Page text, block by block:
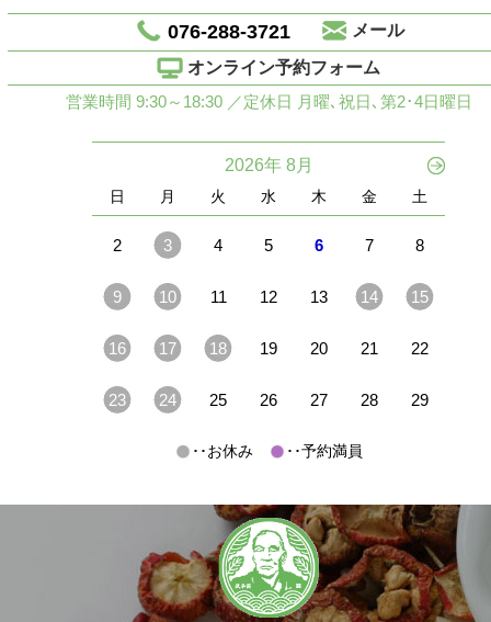
076-288-3721
メール
オンライン予約フォーム
営業時間 9:30～18:30 ／定休日 月曜､祝日､第2･4日曜日
2026年 8月
日 月 火 水 木 金 土
2 3 4 5 6 7 8
9 10 11 12 13 14 15
16 17 18 19 20 21 22
23 24 25 26 27 28 29
･･お休み ･･予約満員